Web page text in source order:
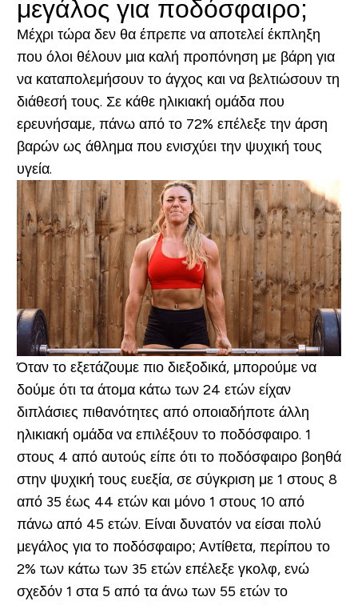
μεγάλος για ποδόσφαιρο;
Μέχρι τώρα δεν θα έπρεπε να αποτελεί έκπληξη
που όλοι θέλουν μια καλή προπόνηση με βάρη για
να καταπολεμήσουν το άγχος και να βελτιώσουν τη
διάθεσή τους. Σε κάθε ηλικιακή ομάδα που
ερευνήσαμε, πάνω από το 72% επέλεξε την άρση
βαρών ως άθλημα που ενισχύει την ψυχική τους
υγεία.
Όταν το εξετάζουμε πιο διεξοδικά, μπορούμε να
δούμε ότι τα άτομα κάτω των 24 ετών είχαν
διπλάσιες πιθανότητες από οποιαδήποτε άλλη
ηλικιακή ομάδα να επιλέξουν το ποδόσφαιρο. 1
στους 4 από αυτούς είπε ότι το ποδόσφαιρο βοηθά
στην ψυχική τους ευεξία, σε σύγκριση με 1 στους 8
από 35 έως 44 ετών και μόνο 1 στους 10 από
πάνω από 45 ετών. Είναι δυνατόν να είσαι πολύ
μεγάλος για το ποδόσφαιρο; Αντίθετα, περίπου το
2% των κάτω των 35 ετών επέλεξε γκολφ, ενώ
σχεδόν 1 στα 5 από τα άνω των 55 ετών το